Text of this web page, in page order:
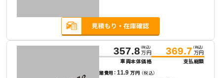
357.8 （税込）
万円
車両本体価格
369.7 （税込）
万円
支払総額
諸費用：11.9万円 （税込）